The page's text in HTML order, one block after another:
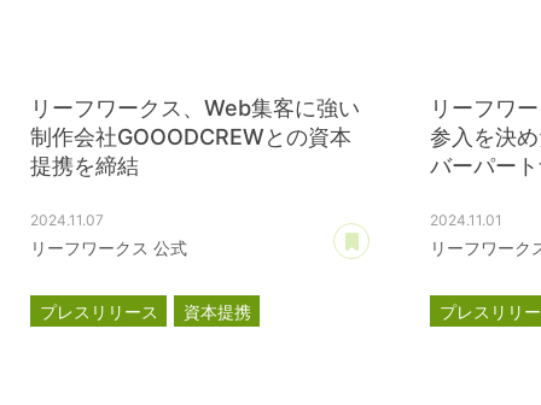
リーフワークス、Web集客に強い
制作会社GOOODCREWとの資本
提携を締結
2024.11.07
リーフワークス 公式
あとで読む
プレスリリース
資本提携
リーフワ
参入を決
バーパー
2024.11.01
リーフワーク
プレスリリ